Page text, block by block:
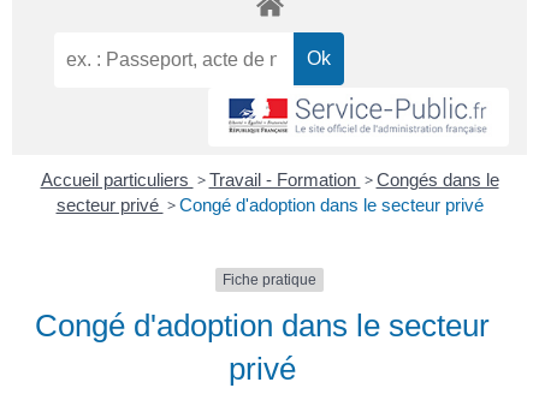
Accueil particuliers > Travail - Formation > Congés dans le
secteur privé > Congé d'adoption dans le secteur privé
Fiche pratique
Congé d'adoption dans le secteur
privé